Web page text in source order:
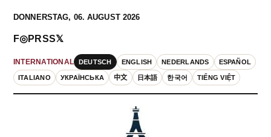
DONNERSTAG, 06. AUGUST 2026
INTERNATIONAL DEUTSCH ENGLISH NEDERLANDS ESPAÑOL
ITALIANO УКРАЇНСЬКА 中文 日本語 한국어 TIẾNG VIỆT
F◎PRSS𝕏